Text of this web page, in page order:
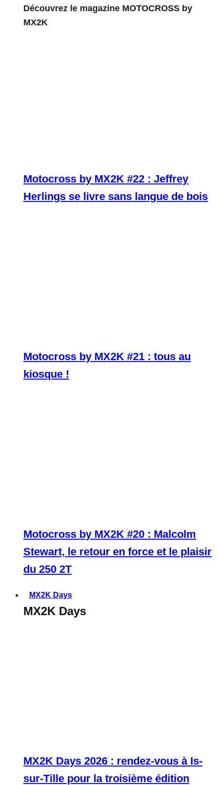
Découvrez le magazine MOTOCROSS by
MX2K
Motocross by MX2K #22 : Jeffrey
Herlings se livre sans langue de bois
Motocross by MX2K #21 : tous au
kiosque !
Motocross by MX2K #20 : Malcolm
Stewart, le retour en force et le plaisir
du 250 2T
MX2K Days
MX2K Days
MX2K Days 2026 : rendez-vous à Is-
sur-Tille pour la troisième édition